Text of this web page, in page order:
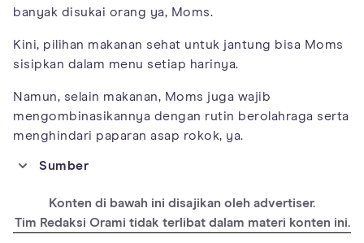
banyak disukai orang ya, Moms.
Kini, pilihan makanan sehat untuk jantung bisa Moms
sisipkan dalam menu setiap harinya.
Namun, selain makanan, Moms juga wajib
mengombinasikannya dengan rutin berolahraga serta
menghindari paparan asap rokok, ya.
Sumber
work-into-your-diet/
https://foodandnutritionresearch.net/index.php/fnr/article/vie
w/794
Konten di bawah ini disajikan oleh advertiser.
Tim Redaksi Orami tidak terlibat dalam materi konten ini.